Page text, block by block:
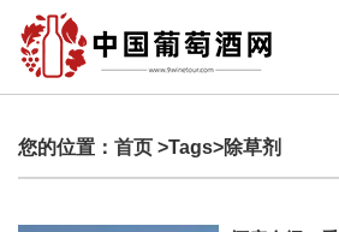
您的位置： 首页 >Tags>除草剂